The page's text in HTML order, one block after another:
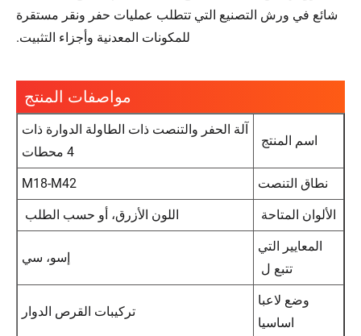
شائع في ورش التصنيع التي تتطلب عمليات حفر ونقر مستقرة
للمكونات المعدنية وأجزاء التثبيت.
مواصفات المنتج
اسم المنتج
آلة الحفر والتنصت ذات الطاولة الدوارة ذات
4 محطات
نطاق التنصت M18-M42
الألوان المتاحة اللون الأزرق، أو حسب الطلب
المعايير التي
تتبع ل
إسو، سي
وضع لاعبا
اساسيا
تركيبات القرص الدوار